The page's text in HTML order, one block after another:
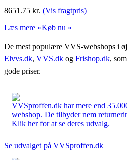
8651.75 kr. (Vis fragtpris)
Læs mere »Køb nu »
De mest populære VVS-webshops i
Elvvs.dk, VVS.dk og Frishop.dk,
gode priser.
VVSproffen.dk har mere end
webshop. De tilbyder nem
Klik her for at se deres udvalg.
Se udvalget på VVSproffen.dk